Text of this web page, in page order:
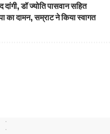
दांगी, डॉ ज्योति पासवान सहित
का दामन, सम्राट ने किया स्वागत